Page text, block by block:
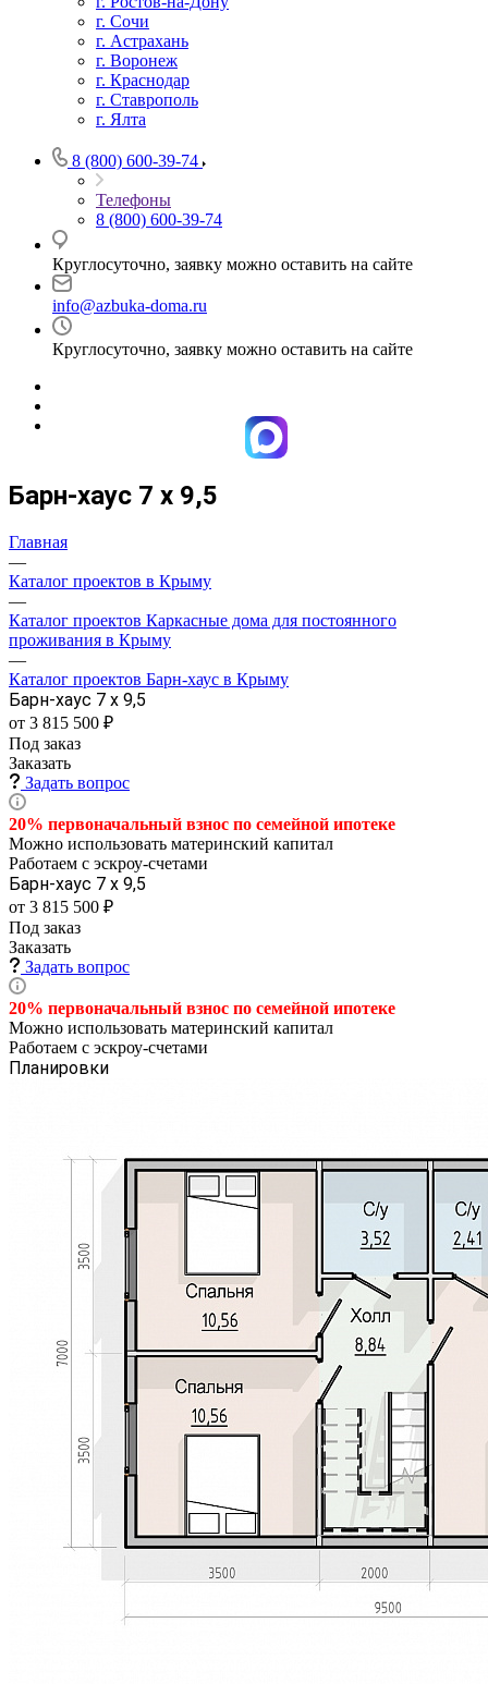
г. Сочи
г. Астрахань
г. Воронеж
г. Краснодар
г. Ставрополь
г. Ялта
8 (800) 600-39-74
Телефоны
8 (800) 600-39-74
Круглосуточно, заявку можно оставить на сайте
info@azbuka-doma.ru
Круглосуточно, заявку можно оставить на сайте
Барн-хаус 7 х 9,5
Главная
—
Каталог проектов в Крыму
—
Каталог проектов Каркасные дома для постоянного
проживания в Крыму
—
Каталог проектов Барн-хаус в Крыму
Барн-хаус 7 х 9,5
от 3 815 500 ₽
Под заказ
Заказать
Задать вопрос
20% первоначальный взнос по семейной ипотеке
Можно использовать материнский капитал
Работаем с эскроу-счетами
Барн-хаус 7 х 9,5
от 3 815 500 ₽
Под заказ
Заказать
Задать вопрос
20% первоначальный взнос по семейной ипотеке
Можно использовать материнский капитал
Работаем с эскроу-счетами
Планировки